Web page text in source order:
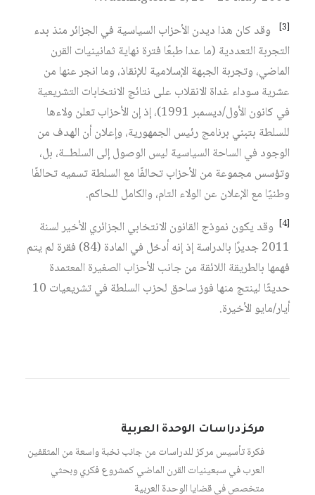
[3]
وقد كان هذا ديدن الأحزاب السياسية في الجزائر منذ بدء
التجربة التعددية (ما عدا طبعًا فترة نهاية ثمانينيات القرن
الماضي، وتجربة الجبهة الإسلامية للإنقاذ، وما انجر عنها من
عشرية سوداء غداة الانقلاب على نتائج الانتخابات التشريعية
في كانون الأول/ديسمبر 1991)، إذ إن الأحزاب تعلن ولاءها
للسلطة بتبني برنامج رئيس الجمهورية، وإعلان أن الهدف من
الوجود في الساحة السياسية ليس الوصول إلى السلطــة، بل،
وتؤسس مجموعة من الأحزاب تحالفًا مع السلطة تسميه تحالفًا
وطنيًا مع الإعلان عن الولاء التام، والكامل للحاكم.
[4]
وقد يكون نموذج القانون الانتخابي الجزائري الأخير لسنة
2011 جديرًا بالدراسة إذ إنه أدخل في المادة (84) فقرة لم يتم
فهمها بالطريقة اللائقة من جانب الأحزاب الصغيرة المعتمدة
حديثًا لينتج منها فوز ساحق لحزب السلطة في تشريعيات 10
أيار/مايو الأخيرة.
مركز دراسات الوحدة العربية
فكرة تأسيس مركز للدراسات من جانب نخبة واسعة من المثقفين
العرب في سبعينيات القرن الماضي كمشروع فكري وبحثي
متخصص في قضايا الوحدة العربية